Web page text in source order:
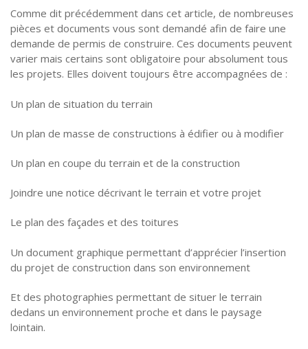
Comme dit précédemment dans cet article, de nombreuses
pièces et documents vous sont demandé afin de faire une
demande de permis de construire. Ces documents peuvent
varier mais certains sont obligatoire pour absolument tous
les projets. Elles doivent toujours être accompagnées de :
Un plan de situation du terrain
Un plan de masse de constructions à édifier ou à modifier
Un plan en coupe du terrain et de la construction
Joindre une notice décrivant le terrain et votre projet
Le plan des façades et des toitures
Un document graphique permettant d’apprécier l’insertion
du projet de construction dans son environnement
Et des photographies permettant de situer le terrain
dedans un environnement proche et dans le paysage
lointain.